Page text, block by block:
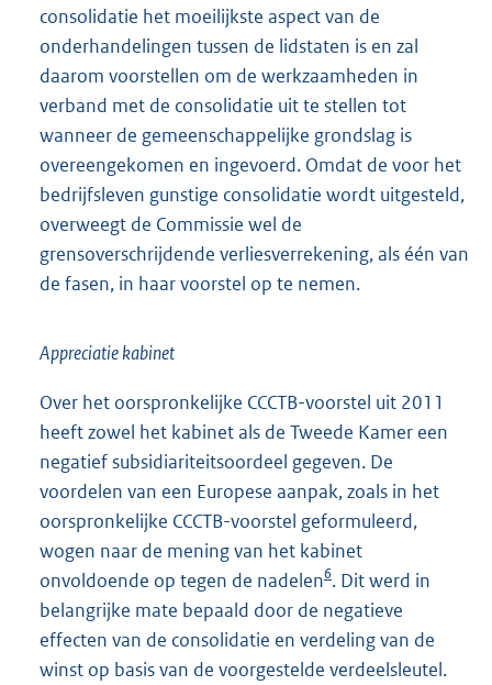
consolidatie het moeilijkste aspect van de
onderhandelingen tussen de lidstaten is en zal
daarom voorstellen om de werkzaamheden in
verband met de consolidatie uit te stellen tot
wanneer de gemeenschappelijke grondslag is
overeengekomen en ingevoerd. Omdat de voor het
bedrijfsleven gunstige consolidatie wordt uitgesteld,
overweegt de Commissie wel de
grensoverschrijdende verliesverrekening, als één van
de fasen, in haar voorstel op te nemen.
Appreciatie kabinet
Over het oorspronkelijke CCCTB-voorstel uit 2011
heeft zowel het kabinet als de Tweede Kamer een
negatief subsidiariteitsoordeel gegeven. De
voordelen van een Europese aanpak, zoals in het
oorspronkelijke CCCTB-voorstel geformuleerd,
wogen naar de mening van het kabinet
onvoldoende op tegen de nadelen6. Dit werd in
belangrijke mate bepaald door de negatieve
effecten van de consolidatie en verdeling van de
winst op basis van de voorgestelde verdeelsleutel.